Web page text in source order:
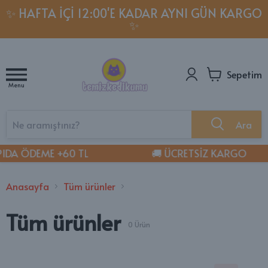
✨ HAFTA İÇI 12:00'E KADAR AYNI GÜN KARGO
✨
Menu
Sepetim
Ara
ÖDEME +60 TL 🚚 ÜCRETSİZ KARGO
Anasayfa Tüm ürünler
Tüm ürünler 0 Ürün